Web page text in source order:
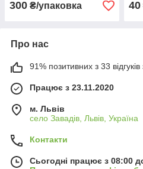
300 ₴/упаковка 40
Про нас
91% позитивних з 33 відгуків
Працює з 23.11.2020
м. Львів
село Завадів, Львів, Україна
Контакти
Сьогодні працює з 08:00